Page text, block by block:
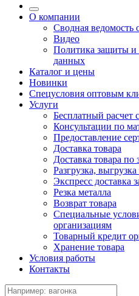
О компании
Сводная ведомость
Видео
Политика защиты и
данных
Каталог и цены
Новинки
Спецусловия оптовым
Услуги
Бесплатный расчет
Консультации по
Предоставление
Доставка товара
Доставка товара по
Разгрузка,
Экспресс доставка
Резка металла
Возврат товара
Специальные
организациям
Товарный кредит
Хранение товара
Условия работы
Контакты